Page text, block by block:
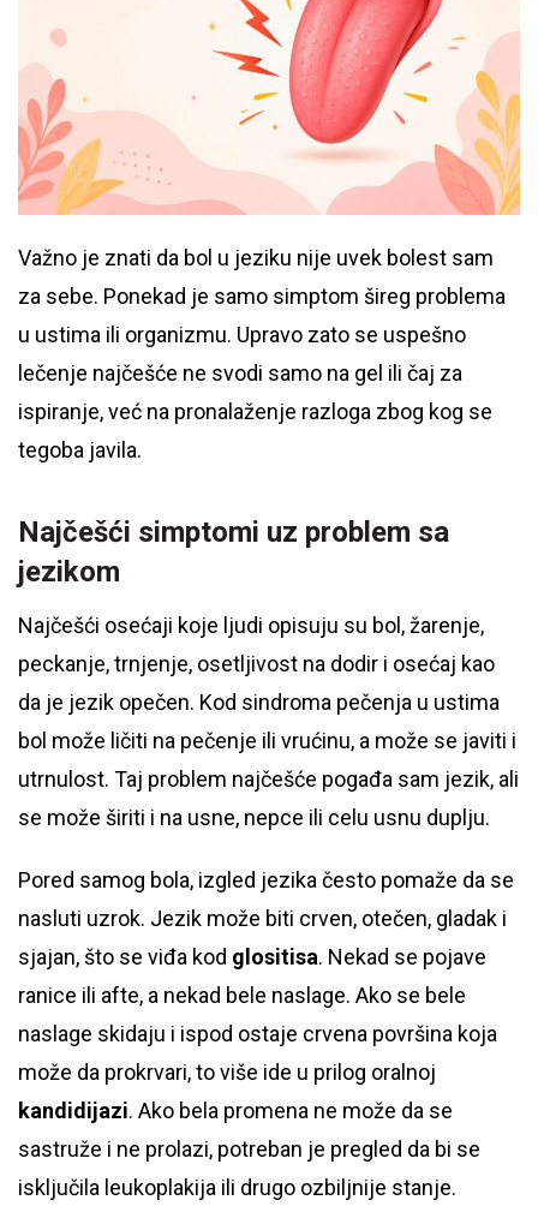
Važno je znati da bol u jeziku nije uvek bolest sam
za sebe. Ponekad je samo simptom šireg problema
u ustima ili organizmu. Upravo zato se uspešno
lečenje najčešće ne svodi samo na gel ili čaj za
ispiranje, već na pronalaženje razloga zbog kog se
tegoba javila.
Najčešći simptomi uz problem sa
jezikom
Najčešći osećaji koje ljudi opisuju su bol, žarenje,
peckanje, trnjenje, osetljivost na dodir i osećaj kao
da je jezik opečen. Kod sindroma pečenja u ustima
bol može ličiti na pečenje ili vrućinu, a može se javiti i
utrnulost. Taj problem najčešće pogađa sam jezik, ali
se može širiti i na usne, nepce ili celu usnu duplju.
Pored samog bola, izgled jezika često pomaže da se
nasluti uzrok. Jezik može biti crven, otečen, gladak i
sjajan, što se viđa kod glositisa. Nekad se pojave
ranice ili afte, a nekad bele naslage. Ako se bele
naslage skidaju i ispod ostaje crvena površina koja
može da prokrvari, to više ide u prilog oralnoj
kandidijazi. Ako bela promena ne može da se
sastruže i ne prolazi, potreban je pregled da bi se
isključila leukoplakija ili drugo ozbiljnije stanje.